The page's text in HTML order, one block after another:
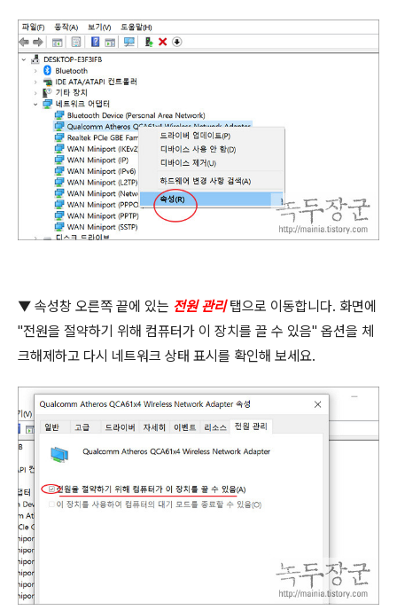
▼ 속성창 오른쪽 끝에 있는 전원 관리 탭으로 이동합니다. 화면에
"전원을 절약하기 위해 컴퓨터가 이 장치를 끌 수 있음" 옵션을 체
크해제하고 다시 네트워크 상태 표시를 확인해 보세요.